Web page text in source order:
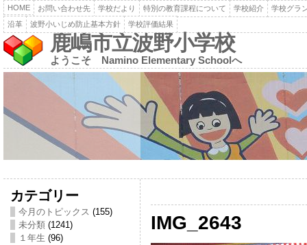
HOME お問い合わせ先 学校だより 特別の教育課程について 学校紹介
学校グラ
沿革
波野小いじめ防止基本方針 学校評価結果
鹿嶋市立波野小学校
ようこそ Namino Elementary Schoolへ
カテゴリー
今月のトピックス (155)
未分類(1241)
１年生 (96)
IMG_2643